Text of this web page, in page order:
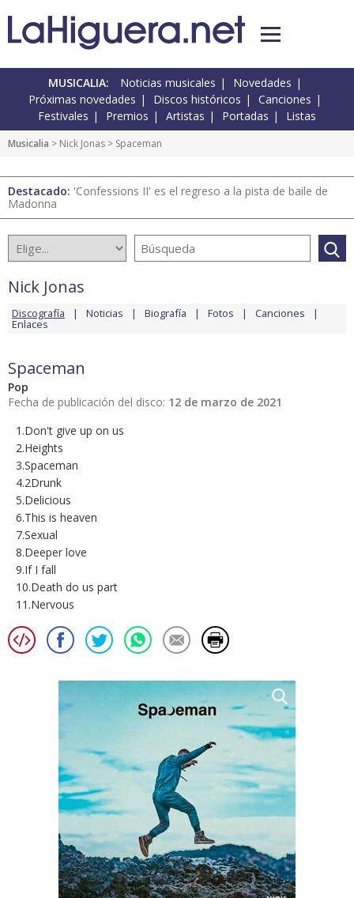
MUSICALIA: Noticias musicales
Novedades
Próximas novedades
Discos históricos
Canciones
Festivales
Premios Artistas Portadas Listas
Musicalia > Nick Jonas > Spaceman
Destacado: 'Confessions II' es el regreso a la pista de baile de
Madonna
Nick Jonas
Discografía Noticias Biografía Fotos Canciones
Enlaces
Spaceman
Pop
Fecha de publicación del disco: 12 de marzo de 2021
1.Don't give up on us
2.Heights
3.Spaceman
4.2Drunk
5.Delicious
6.This is heaven
7.Sexual
8.Deeper love
9.If I fall
10.Death do us part
11.Nervous